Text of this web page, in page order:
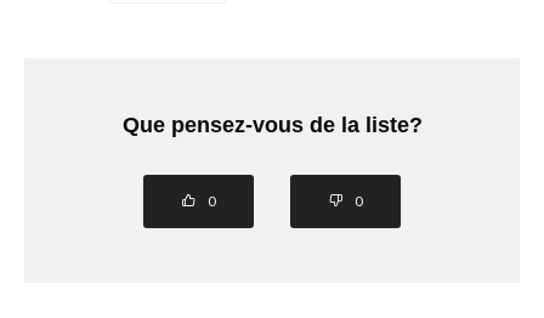
Que pensez-vous de la liste?
0 0